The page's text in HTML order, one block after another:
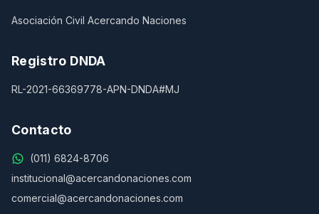
Asociación Civil Acercando Naciones
Registro DNDA
RL-2021-66369778-APN-DNDA#MJ
Contacto
(011) 6824-8706
institucional@acercandonaciones.com
comercial@acercandonaciones.com